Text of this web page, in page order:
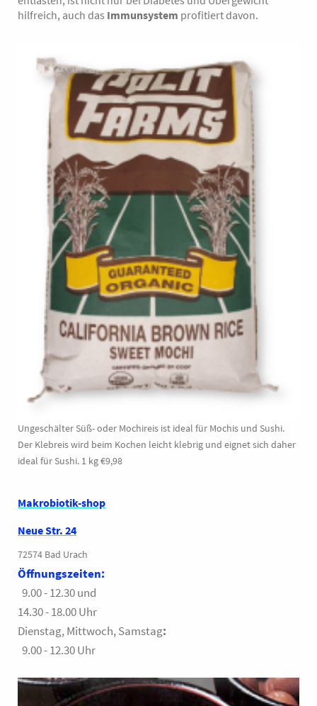
hilfreich, auch das Immunsystem profitiert davon.
Ungeschälter Süß- oder Mochireis ist ideal für Mochis und Sushi.
Der Klebreis wird beim Kochen leicht klebrig und eignet sich daher
ideal für Sushi. 1 kg €9,98
Makrobiotik-shop
Neue Str. 24
72574 Bad Urach
Öffnungszeiten:
9.00 - 12.30 und
14.30 - 18.00 Uhr
Dienstag, Mittwoch, Samstag:
9.00 - 12.30 Uhr